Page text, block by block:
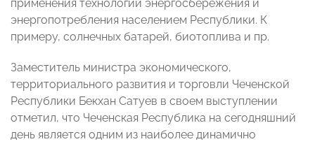
применения технологий энергосбережения и
энергопотребления населением Республики. К
примеру, солнечных батарей, биотоплива и пр.
Заместитель министра экономического,
территориального развития и торговли Чеченской
Республики Бекхан Сатуев в своем выступлении
отметил, что Чеченская Республика на сегодняшний
день является одним из наиболее динамично